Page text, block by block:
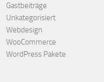
Gastbeiträge
Unkategorisiert
Webdesign
WooCommerce
WordPress Pakete